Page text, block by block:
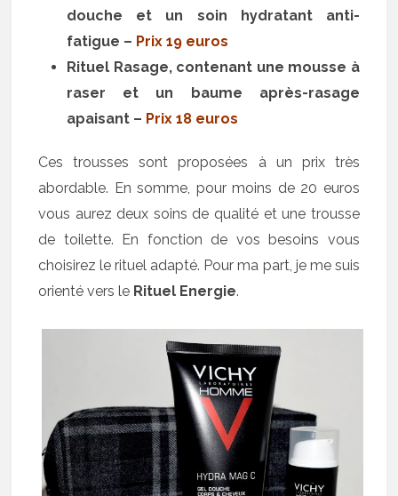
douche et un soin hydratant anti-
fatigue – Prix 19 euros
Rituel Rasage, contenant une mousse à
raser et un baume après-rasage
apaisant – Prix 18 euros
Ces trousses sont proposées à un prix très
abordable. En somme, pour moins de 20 euros
vous aurez deux soins de qualité et une trousse
de toilette. En fonction de vos besoins vous
choisirez le rituel adapté. Pour ma part, je me suis
orienté vers le Rituel Energie.